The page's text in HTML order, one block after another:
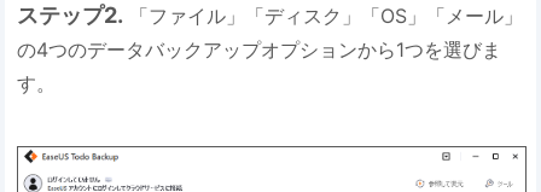
ステップ2. 「ファイル」「ディスク」「OS」「メール」
の4つのデータバックアップオプションから1つを選びま
す。